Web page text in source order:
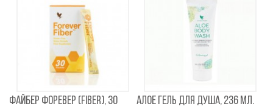
ФАЙБЕР ФОРЕВЕР (FIBER), 30
АЛОЕ ГЕЛЬ ДЛЯ ДУША, 236 МЛ.